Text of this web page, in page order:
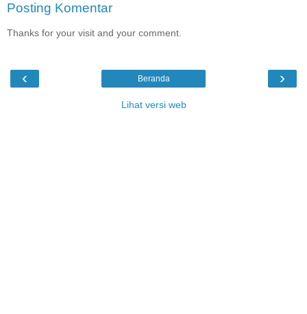
Posting Komentar
Thanks for your visit and your comment.
‹ ›
Beranda
Lihat versi web